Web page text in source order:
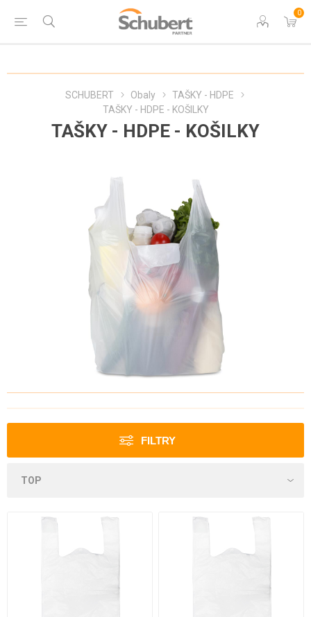
0
SCHUBERT Obaly
TAŠKY - HDPE
TAŠKY - HDPE - KOŠILKY
TAŠKY - HDPE - KOŠILKY
FILTRY